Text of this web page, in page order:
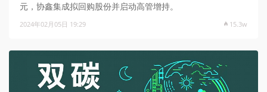
元，协鑫集成拟回购股份并启动高管增持。
2024年02月05日 19:29 15.3w